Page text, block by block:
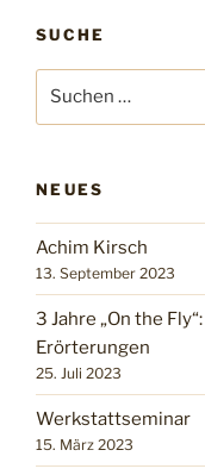
SUCHE
NEUES
Achim Kirsch
13. September 2023
3 Jahre „On the
Erörterungen
25. Juli 2023
Werkstattseminar
15. März 2023